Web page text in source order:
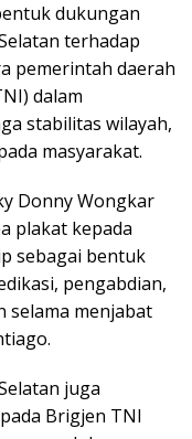
dukungan
terhadap
pemerintah daerah
dalam
stabilitas wilayah,
masyarakat.
Donny Wongkar
plakat kepada
sebagai bentuk
pengabdian,
selama menjabat
juga
Brigjen TNI